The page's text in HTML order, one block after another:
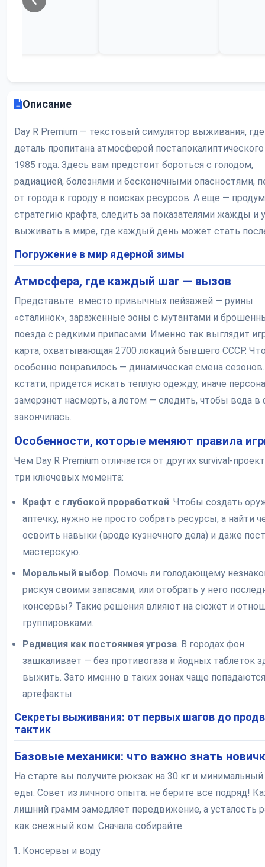
Описание
Day R Premium — текстовый симулятор выживания,
деталь пропитана атмосферой
1985 года. Здесь вам предстоит бороться с голодом,
радиацией, болезнями и бесконечными опасностями,
от города к городу в поисках ресурсов. А еще —
стратегию крафта, следить за показателями жажды и
выживать в мире, где каждый день может стать
Погружение в мир ядерной зимы
Атмосфера, где каждый шаг — вызов
Представьте: вместо привычных пейзажей — руины
«сталинок», зараженные зоны с мутантами и
поезда с редкими припасами. Именно так выглядит
карта, охватывающая 2700 локаций бывшего СССР.
особенно понравилось — динамическая смена
кстати, придется искать теплую одежду, иначе
замерзнет насмерть, а летом — следить, чтобы вода в
закончилась.
Особенности, которые меняют правила
Чем Day R Premium отличается от других survival-
три ключевых момента:
Крафт с глубокой проработкой. Чтобы создать
аптечку, нужно не просто собрать ресурсы, а найти
освоить навыки (вроде кузнечного дела) и даже
мастерскую.
Моральный выбор. Помочь ли голодающему
рискуя своими запасами, или отобрать у него
консервы? Такие решения влияют на сюжет и
группировками.
Радиация как постоянная угроза. В городах фон
зашкаливает — без противогаза и йодных таблеток
выжить. Зато именно в таких зонах чаще
артефакты.
Секреты выживания: от первых шагов до
тактик
Базовые механики: что важно знать
На старте вы получите рюкзак на 30 кг и минимальный
еды. Совет из личного опыта: не берите все подряд!
лишний грамм замедляет передвижение, а усталость
как снежный ком. Сначала собирайте:
Консервы и воду